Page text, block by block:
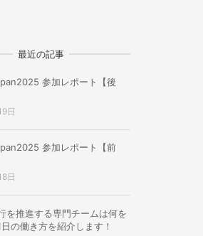
最近の記事
参加レポート【後
日
参加レポート【前
日
を推進する専門チームは何を
の働き方を紹介します！